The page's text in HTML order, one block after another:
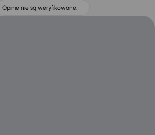
Opinie nie są weryfikowane.